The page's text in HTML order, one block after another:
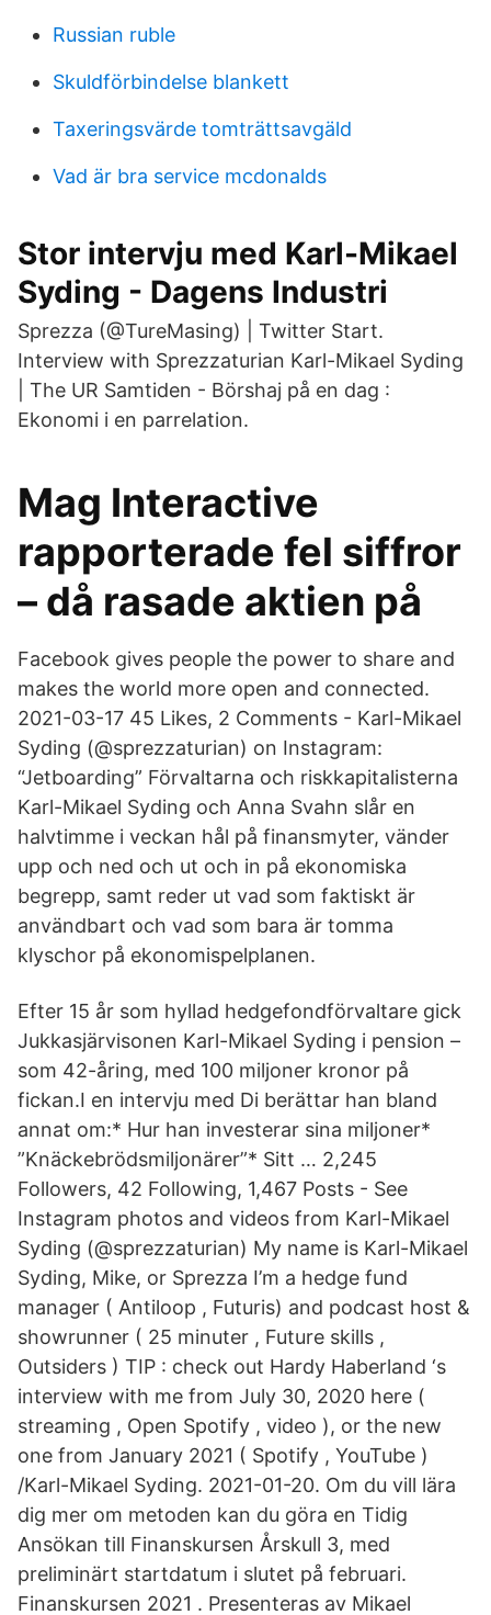
Russian ruble
Skuldförbindelse blankett
Taxeringsvärde tomträttsavgäld
Vad är bra service mcdonalds
Stor intervju med Karl-Mikael
Syding - Dagens Industri
Sprezza (@TureMasing) | Twitter Start.
Interview with Sprezzaturian Karl-Mikael Syding
| The UR Samtiden - Börshaj på en dag :
Ekonomi i en parrelation.
Mag Interactive
rapporterade fel siffror
– då rasade aktien på
Facebook gives people the power to share and
makes the world more open and connected.
2021-03-17 45 Likes, 2 Comments - Karl-Mikael
Syding (@sprezzaturian) on Instagram:
“Jetboarding” ‎Förvaltarna och riskkapitalisterna
Karl-Mikael Syding och Anna Svahn slår en
halvtimme i veckan hål på finansmyter, vänder
upp och ned och ut och in på ekonomiska
begrepp, samt reder ut vad som faktiskt är
användbart och vad som bara är tomma
klyschor på ekonomispelplanen.
Efter 15 år som hyllad hedgefondförvaltare gick
Jukkasjärvisonen Karl-Mikael Syding i pension –
som 42-åring, med 100 miljoner kronor på
fickan.I en intervju med Di berättar han bland
annat om:* Hur han investerar sina miljoner*
”Knäckebrödsmiljonärer”* Sitt … 2,245
Followers, 42 Following, 1,467 Posts - See
Instagram photos and videos from Karl-Mikael
Syding (@sprezzaturian) My name is Karl-Mikael
Syding, Mike, or Sprezza I’m a hedge fund
manager ( Antiloop , Futuris) and podcast host &
showrunner ( 25 minuter , Future skills ,
Outsiders ) TIP : check out Hardy Haberland ‘s
interview with me from July 30, 2020 here (
streaming , Open Spotify , video ), or the new
one from January 2021 ( Spotify , YouTube )
/Karl-Mikael Syding. 2021-01-20. Om du vill lära
dig mer om metoden kan du göra en Tidig
Ansökan till Finanskursen Årskull 3, med
preliminärt startdatum i slutet på februari.
Finanskursen 2021 . Presenteras av Mikael